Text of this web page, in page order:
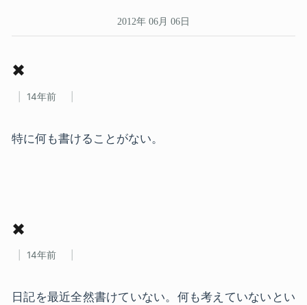
2012年 06月 06日
✖
14年前
特に何も書けることがない。
✖
14年前
日記を最近全然書けていない。何も考えていないとい